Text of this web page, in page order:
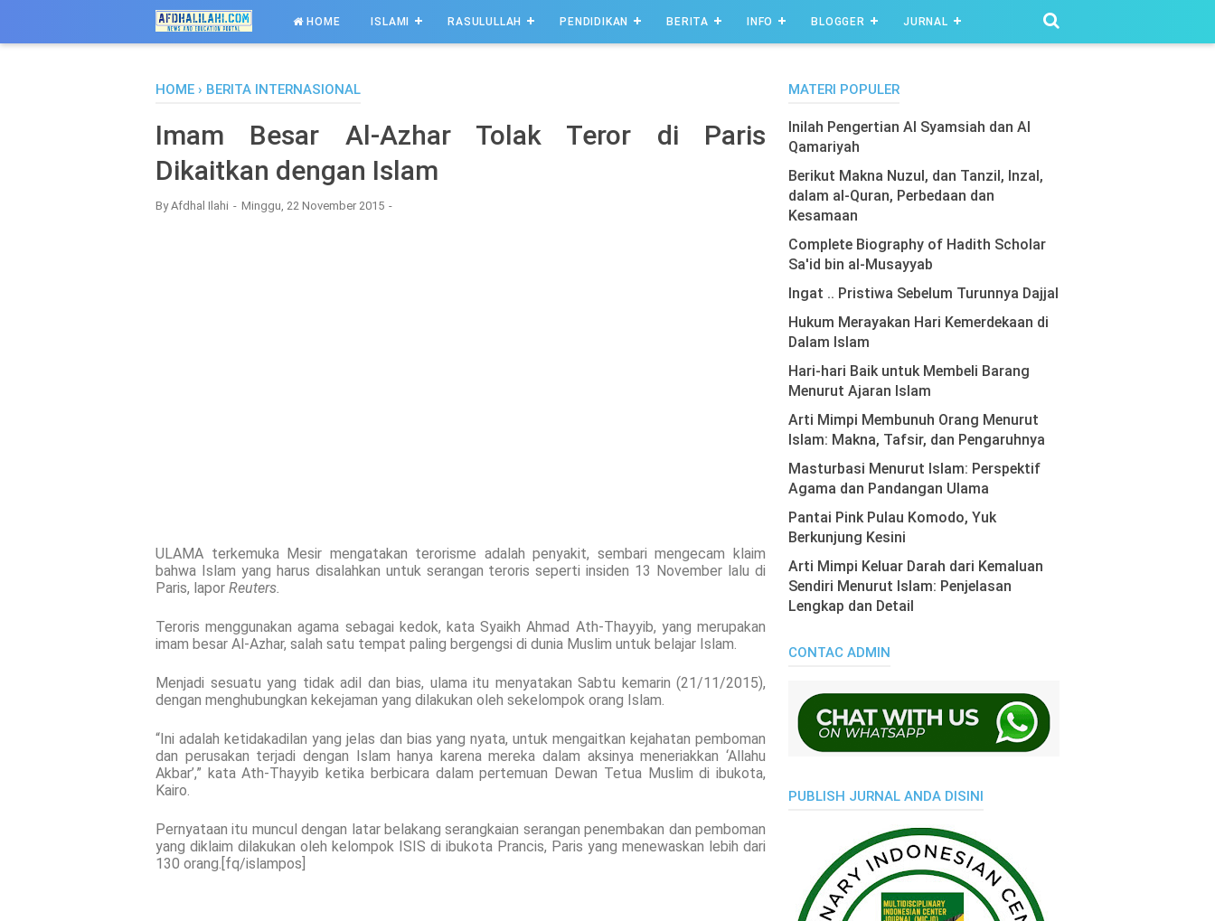
HOME ISLAMI RASULULLAH PENDIDIKAN BERITA INFO BLOGGER JURNAL
HOME › BERITA INTERNASIONAL
Imam Besar Al-Azhar Tolak Teror di Paris
Dikaitkan dengan Islam
ByAfdhal Ilahi Minggu, 22 November 2015
ULAMA terkemuka Mesir mengatakan terorisme adalah penyakit, sembari mengecam klaim
bahwa Islam yang harus disalahkan untuk serangan teroris seperti insiden 13 November lalu di
Paris, lapor Reuters.
Teroris menggunakan agama sebagai kedok, kata Syaikh Ahmad Ath-Thayyib, yang merupakan
imam besar Al-Azhar, salah satu tempat paling bergengsi di dunia Muslim untuk belajar Islam.
Menjadi sesuatu yang tidak adil dan bias, ulama itu menyatakan Sabtu kemarin (21/11/2015),
dengan menghubungkan kekejaman yang dilakukan oleh sekelompok orang Islam.
“Ini adalah ketidakadilan yang jelas dan bias yang nyata, untuk mengaitkan kejahatan pemboman
dan perusakan terjadi dengan Islam hanya karena mereka dalam aksinya meneriakkan ‘Allahu
Akbar’,” kata Ath-Thayyib ketika berbicara dalam pertemuan Dewan Tetua Muslim di ibukota,
Kairo.
Pernyataan itu muncul dengan latar belakang serangkaian serangan penembakan dan pemboman
yang diklaim dilakukan oleh kelompok ISIS di ibukota Prancis, Paris yang menewaskan lebih dari
130 orang.[fq/islampos]
MATERI POPULER
Inilah Pengertian Al Syamsiah dan Al
Qamariyah
Berikut Makna Nuzul, dan Tanzil, Inzal,
dalam al-Quran, Perbedaan dan
Kesamaan
Complete Biography of Hadith Scholar
Sa'id bin al-Musayyab
Ingat .. Pristiwa Sebelum Turunnya Dajjal
Hukum Merayakan Hari Kemerdekaan di
Dalam Islam
Hari-hari Baik untuk Membeli Barang
Menurut Ajaran Islam
Arti Mimpi Membunuh Orang Menurut
Islam: Makna, Tafsir, dan Pengaruhnya
Masturbasi Menurut Islam: Perspektif
Agama dan Pandangan Ulama
Pantai Pink Pulau Komodo, Yuk
Berkunjung Kesini
Arti Mimpi Keluar Darah dari Kemaluan
Sendiri Menurut Islam: Penjelasan
Lengkap dan Detail
CONTAC ADMIN
PUBLISH JURNAL ANDA DISINI